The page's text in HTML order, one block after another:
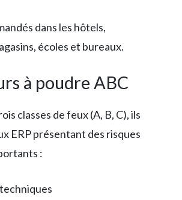
dans les hôtels,
écoles et bureaux.
à poudre ABC
classes de feux (A, B, C), ils
ERP présentant des risques
: